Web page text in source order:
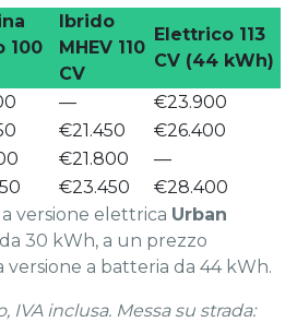
100
Ibrido
MHEV 110
CV
Elettrico 113
CV (44 kWh)
—
€23.900
€21.450
€26.400
€21.800
—
€23.450
€28.400
versione elettrica Urban
30 kWh, a un prezzo
a batteria da 44 kWh.
IVA inclusa. Messa su strada: